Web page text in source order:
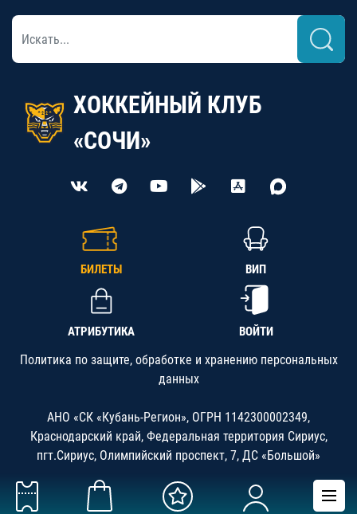
ХОККЕЙНЫЙ КЛУБ
«СОЧИ»
БИЛЕТЫ ВИП
АТРИБУТИКА ВОЙТИ
Политика по защите, обработке и хранению персональных
данных
АНО «СК «Кубань-Регион», ОГРН 1142300002349,
Краснодарский край, Федеральная территория Сириус,
пгт.Сириус, Олимпийский проспект, 7, ДС «Большой»